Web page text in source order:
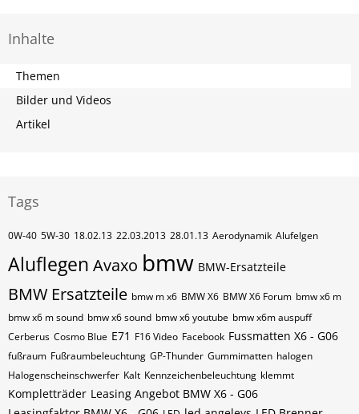
Inhalte
Themen
Bilder und Videos
Artikel
Tags
0W-40 5W-30 18.02.13 22.03.2013 28.01.13 Aerodynamik Alufelgen
Aluflegen Avaxo bmw BMW-Ersatzteile
BMW Ersatzteile bmw m x6 BMW X6 BMW X6 Forum bmw x6 m
bmw x6 m sound bmw x6 sound bmw x6 youtube bmw x6m auspuff
Cerberus Cosmo Blue E71 F16 Video Facebook Fussmatten X6 - G06
fußraum Fußraumbeleuchtung GP-Thunder Gummimatten halogen
Halogenscheinschwerfer Kalt Kennzeichenbeleuchtung klemmt
Kompletträder Leasing Angebot BMW X6 - G06